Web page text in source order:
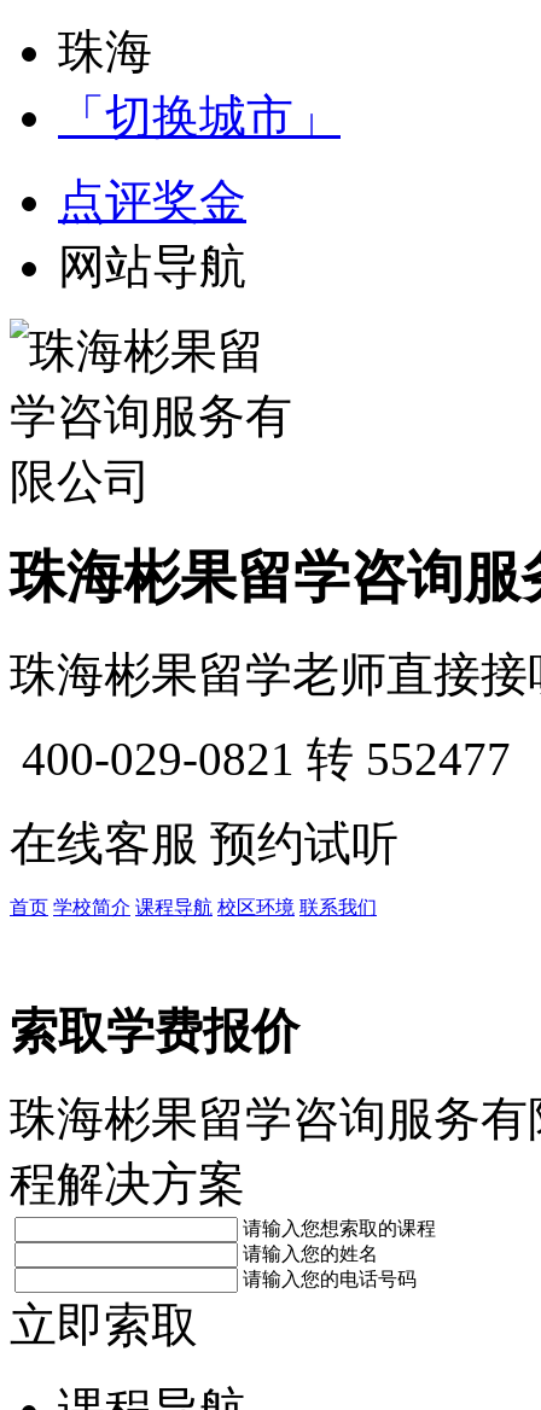
珠海
「切换城市」
点评奖金
网站导航
珠海彬果留学咨询服
珠海彬果留学老师直接接
400-029-0821 转 552477
在线客服 预约试听
首页 学校简介 课程导航 校区环境 联系我们
索取学费报价
珠海彬果留学咨询服务
程解决方案
请输入您想索取的课程
请输入您的姓名
请输入您的电话号码
立即索取